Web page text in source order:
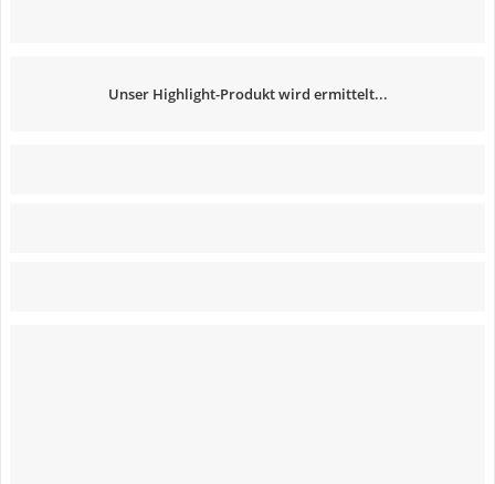
Unser Highlight-Produkt wird ermittelt...